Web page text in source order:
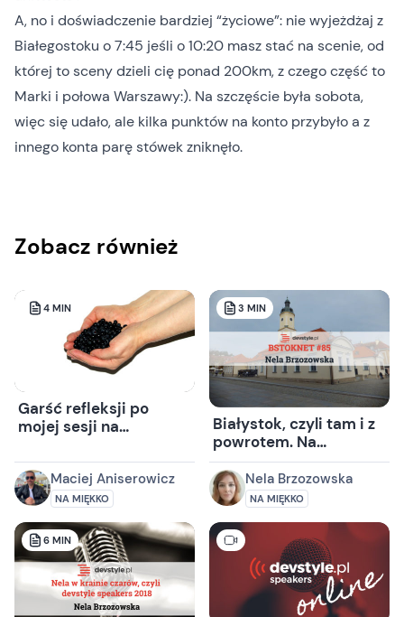
A, no i doświadczenie bardziej “życiowe”: nie wyjeżdżaj z
Białegostoku o 7:45 jeśli o 10:20 masz stać na scenie, od
której to sceny dzieli cię ponad 200km, z czego część to
Marki i połowa Warszawy:). Na szczęście była sobota,
więc się udało, ale kilka punktów na konto przybyło a z
innego konta parę stówek zniknęło.
Zobacz również
4 MIN
Garść refleksji po
mojej sesji na
Maciej Aniserowicz
NA MIĘKKO
3 MIN
Białystok, czyli tam i z
powrotem. Na
#bstoknet 85.
Nela Brzozowska
NA MIĘKKO
6 MIN